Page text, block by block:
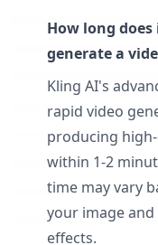
How long
generate a
Kling AI's
rapid video
producing
within 1-2
time may vary
your image
effects.